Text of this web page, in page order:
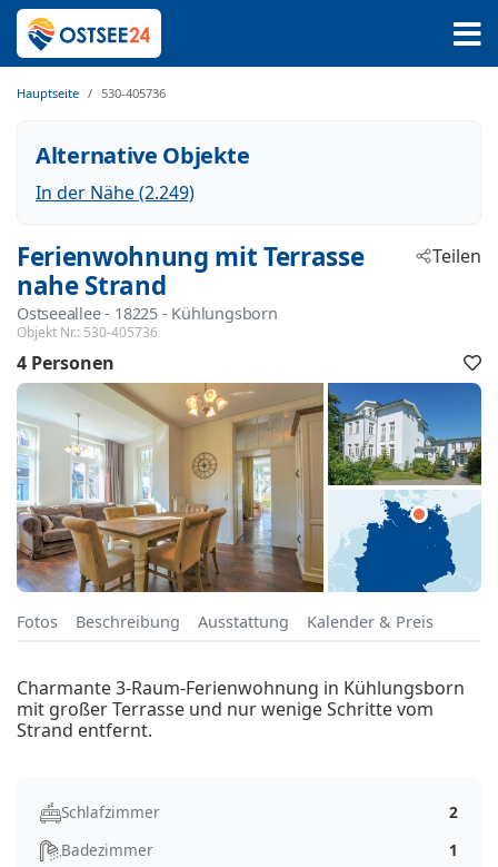
Hauptseite 530-405736
Alternative Objekte
In der Nähe (2.249)
Ferienwohnung mit Terrasse
nahe Strand
Ostseeallee - 18225 - Kühlungsborn
Objekt Nr.: 530-405736
Teilen
4 Personen
Fotos Beschreibung Ausstattung Kalender & Preis
Charmante 3-Raum-Ferienwohnung in Kühlungsborn
mit großer Terrasse und nur wenige Schritte vom
Strand entfernt.
Schlafzimmer
2
Badezimmer
1